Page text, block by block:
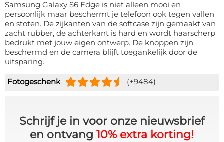
Samsung Galaxy S6 Edge is niet alleen mooi en
persoonlijk maar beschermt je telefoon ook tegen vallen
en stoten. De zijkanten van de softcase zijn gemaakt van
zacht rubber, de achterkant is hard en wordt haarscherp
bedrukt met jouw eigen ontwerp. De knoppen zijn
beschermd en de camera blijft toegankelijk door de
uitsparing.
Fotogeschenk (+9484)
Schrijf je in voor onze nieuwsbrief
en ontvang 10% extra korting!